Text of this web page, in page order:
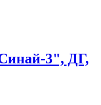
3", ДГ,